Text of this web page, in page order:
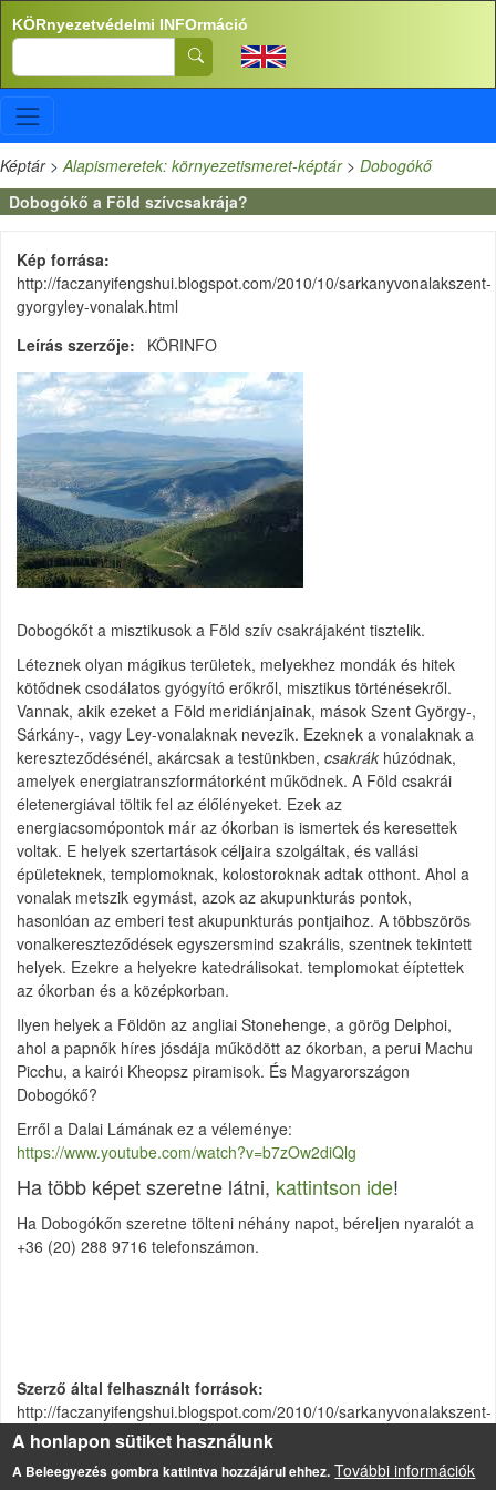
Ugrás a tartalomra
KÖRnyezetvédelmi INFOrmáció
Search
Képtár>Alapismeretek: környezetismeret-képtár> Dobogókő
Dobogókő a Föld szívcsakrája?
Kép forrása
http://faczanyifengshui.blogspot.com/2010/10/sarkanyvonalakszent-
gyorgyley-vonalak.html
Leírás szerzője
KÖRINFO
Dobogókőt a misztikusok a Föld szív csakrájaként tisztelik.
Léteznek olyan mágikus területek, melyekhez mondák és hitek
kötődnek csodálatos gyógyító erőkről, misztikus történésekről.
Vannak, akik ezeket a Föld meridiánjainak, mások Szent György-,
Sárkány-, vagy Ley-vonalaknak nevezik. Ezeknek a vonalaknak a
kereszteződésénél, akárcsak a testünkben, csakrák húzódnak,
amelyek energiatranszformátorként működnek. A Föld csakrái
életenergiával töltik fel az élőlényeket. Ezek az
energiacsomópontok már az ókorban is ismertek és keresettek
voltak. E helyek szertartások céljaira szolgáltak, és vallási
épületeknek, templomoknak, kolostoroknak adtak otthont. Ahol a
vonalak metszik egymást, azok az akupunkturás pontok,
hasonlóan az emberi test akupunkturás pontjaihoz. A többszörös
vonalkereszteződések egyszersmind szakrális, szentnek tekintett
helyek. Ezekre a helyekre katedrálisokat. templomokat éíptettek
az ókorban és a középkorban.
Ilyen helyek a Földön az angliai Stonehenge, a görög Delphoi,
ahol a papnők híres jósdája működött az ókorban, a perui Machu
Picchu, a kairói Kheopsz piramisok. És Magyarországon
Dobogókő?
Erről a Dalai Lámának ez a véleménye:
https://www.youtube.com/watch?v=b7zOw2diQlg
Ha több képet szeretne látni, kattintson ide!
Ha Dobogókőn szeretne tölteni néhány napot, béreljen nyaralót a
+36 (20) 288 9716 telefonszámon.
Szerző által felhasznált források
http://faczanyifengshui.blogspot.com/2010/10/sarkanyvonalakszent-
gyorgyley-vonalak.html
Dobogókő
A honlapon sütiket használunk
A Beleegyezés gombra kattintva hozzájárul ehhez. További információk